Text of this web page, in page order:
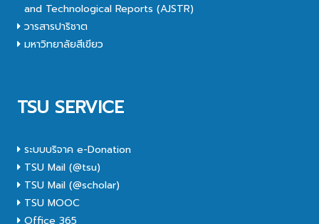
and Technological Reports (AJSTR)
วารสารปาริชาต
มหาวิทยาลัยสีเขียว
TSU SERVICE
ระบบบริจาค e-Donation
TSU Mail (@tsu)
TSU Mail (@scholar)
TSU MOOC